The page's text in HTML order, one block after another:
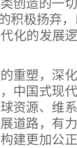
创造的一
积极扬弃
化的发展
塑，深化
中国式现
资源、维
道路，有
建更加公